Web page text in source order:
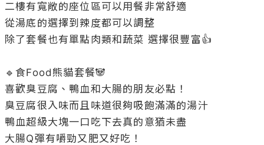
二樓有寬敞的座位區可以用餐非常舒適
從湯底的選擇到辣度都可以調整
除了套餐也有單點肉類和蔬菜 選擇很豐富👍
🔹食Food熊貓套餐🐼
喜歡臭豆腐、鴨血和大腸的朋友必點！
臭豆腐很入味而且味道很夠吸飽滿滿的湯汁
鴨血超級大塊一口吃下去真的意猶未盡
大腸Q彈有嚼勁又肥又好吃！